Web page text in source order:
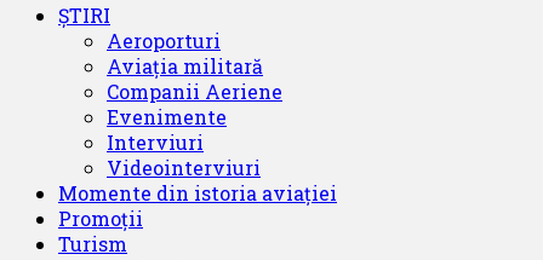
Primary
ȘTIRI
Aeroporturi
Aviația militară
Companii Aeriene
Evenimente
Interviuri
Videointerviuri
Momente din istoria aviației
Promoții
Turism